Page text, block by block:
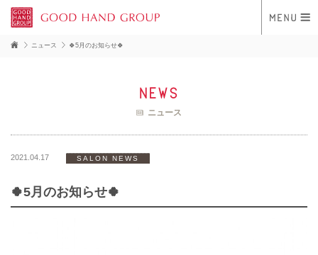
ニュース 🍀5月のお知らせ🍀
news
ニュース
2021.04.17 SALON NEWS
🍀5月のお知らせ🍀